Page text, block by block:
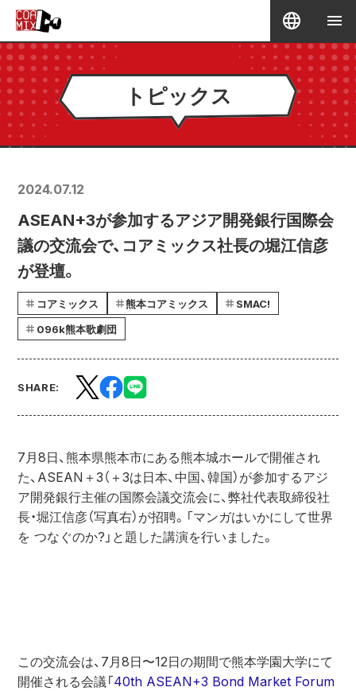
トピックス
2024.07.12
ASEAN+3が参加するアジア開発銀行国際会
議の交流会で、コアミックス社長の堀江信彦
が登壇。
コアミックス 熊本コアミックス
SMAC!
096k熊本歌劇団
SHARE:
7月8日、熊本県熊本市にある熊本城ホールで開催され
た、ASEAN＋3（＋3は日本、中国、韓国）が参加するアジ
ア開発銀行主催の国際会議交流会に、弊社代表取締役社
長・堀江信彦（写真右）が招聘。「マンガはいかにして世界
を つなぐのか?」と題した講演を行いました。
この交流会は、7月8日〜12日の期間で熊本学園大学にて
開催される会議「40th ASEAN+3 Bond Market Forum